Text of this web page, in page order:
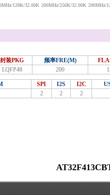
128K/32.00K 200MHz/256K/32.00K 200MHz/
封装PKG 频率FRE(M)
LQFP48 200
SPI I2S I2C
2 2 2